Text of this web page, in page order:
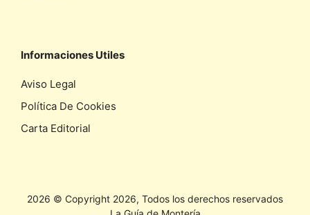
Informaciones Utiles
Aviso Legal
Política De Cookies
Carta Editorial
2026 © Copyright 2026, Todos los derechos reservados